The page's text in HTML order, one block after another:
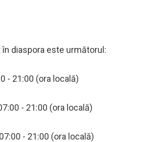
diaspora este următorul:
- 21:00 (ora locală)
- 21:00 (ora locală)
- 21:00 (ora locală)